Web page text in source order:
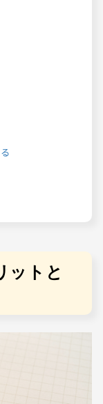
ットと